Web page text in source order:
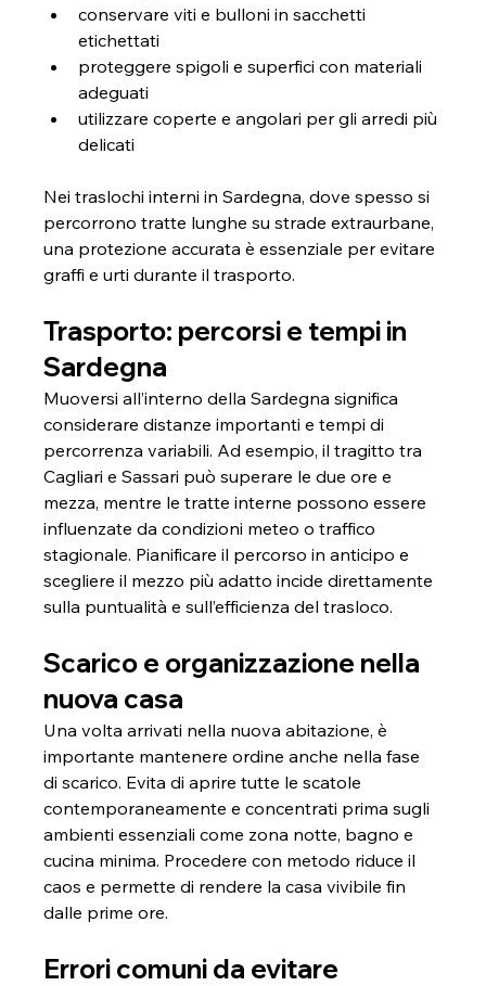
conservare viti e bulloni in sacchetti
etichettati
proteggere spigoli e superfici con materiali
adeguati
utilizzare coperte e angolari per gli arredi più
delicati
Nei traslochi interni in Sardegna, dove spesso si
percorrono tratte lunghe su strade extraurbane,
una protezione accurata è essenziale per evitare
graffi e urti durante il trasporto.
Trasporto: percorsi e tempi in
Sardegna
Muoversi all’interno della Sardegna significa
considerare distanze importanti e tempi di
percorrenza variabili. Ad esempio, il tragitto tra
Cagliari e Sassari può superare le due ore e
mezza, mentre le tratte interne possono essere
influenzate da condizioni meteo o traffico
stagionale. Pianificare il percorso in anticipo e
scegliere il mezzo più adatto incide direttamente
sulla puntualità e sull’efficienza del trasloco.
Scarico e organizzazione nella
nuova casa
Una volta arrivati nella nuova abitazione, è
importante mantenere ordine anche nella fase
di scarico. Evita di aprire tutte le scatole
contemporaneamente e concentrati prima sugli
ambienti essenziali come zona notte, bagno e
cucina minima. Procedere con metodo riduce il
caos e permette di rendere la casa vivibile fin
dalle prime ore.
Errori comuni da evitare